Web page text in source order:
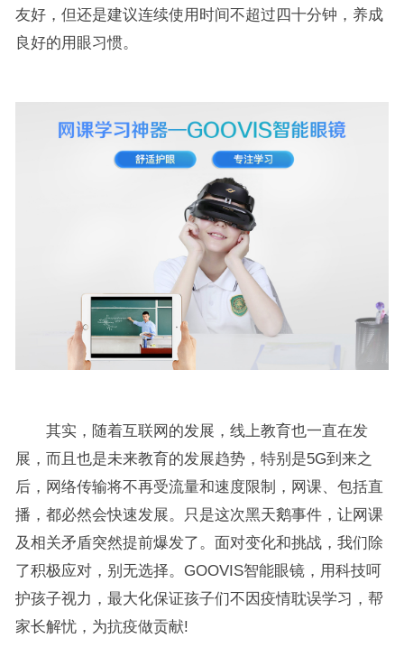
友好，但还是建议连续使用时间不超过四十分钟，养成
良好的用眼习惯。
其实，随着互联网的发展，线上教育也一直在发
展，而且也是未来教育的发展趋势，特别是5G到来之
后，网络传输将不再受流量和速度限制，网课、包括直
播，都必然会快速发展。只是这次黑天鹅事件，让网课
及相关矛盾突然提前爆发了。面对变化和挑战，我们除
了积极应对，别无选择。GOOVIS智能眼镜，用科技呵
护孩子视力，最大化保证孩子们不因疫情耽误学习，帮
家长解忧，为抗疫做贡献!